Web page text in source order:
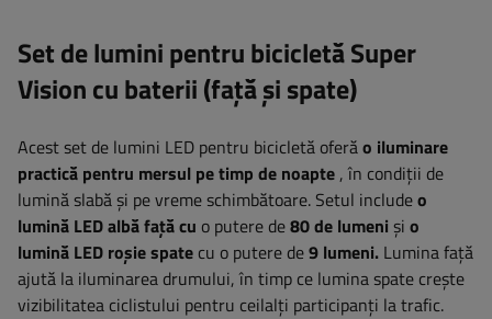
Set de lumini pentru bicicletă Super
Vision cu baterii (față și spate)
Acest set de lumini LED pentru bicicletă oferăo iluminare
practică pentru mersul pe timp de noapte , în condiții de
lumină slabă și pe vreme schimbătoare. Setul includeo
lumină LED albă față cu o putere de80 de lumeni și o
lumină LED roșie spate cu o putere de9 lumeni. Lumina față
ajută la iluminarea drumului, în timp ce lumina spate crește
vizibilitatea ciclistului pentru ceilalți participanți la trafic.